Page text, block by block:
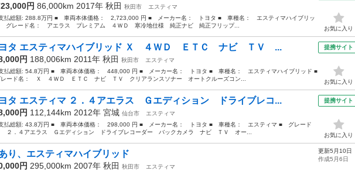
円 86,000km 2017年 秋田 秋田市
エスティマ
総額: 288.8万円 ■ 車両本体価格： 2,723,000 円 ■ メーカー名： トヨタ ■ 車種名： エスティマハイブリッ
グレード名： アエラス プレミアム ４ＷＤ 寒冷地仕様 純正ナビ 純正フリップ...
お気に入り
ヨタ エスティマハイブリッド Ｘ ４ＷＤ ＥＴＣ ナビ ＴＶ ...
円 188,006km 2011年 秋田 秋田市
エスティマ
総額: 54.8万円 ■ 車両本体価格： 448,000 円 ■ メーカー名： トヨタ ■ 車種名： エスティマハイブリッド ■
ード名： Ｘ ４ＷＤ ＥＴＣ ナビ ＴＶ クリアランスソナー オートクルーズコン...
提携サイト
お気に入り
ヨタ エスティマ ２．４アエラス Ｇエディション ドライブレコ...
円 112,144km 2012年 宮城 仙台市
エスティマ
払総額: 43.8万円 ■ 車両本体価格： 298,000 円 ■ メーカー名： トヨタ ■ 車種名： エスティマ ■ グレード
２．４アエラス Ｇエディション ドライブレコーダー バックカメラ ナビ ＴＶ オー...
提携サイト
お気に入り
り、エスティマハイブリッド
円 295,000km 2007年 秋田 秋田市
エスティマ
更新5月10日
作成5月6日